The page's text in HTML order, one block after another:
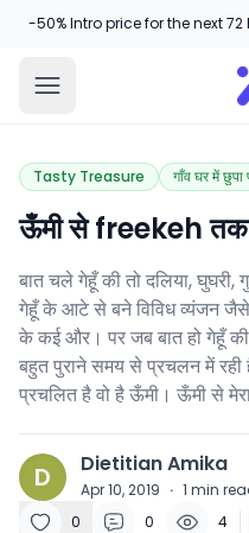
-50% Intro price for the next 72
Tasty Treasure गाँव घर में छुपा
ऊँमी से freekeh तक
बात चले गेहूँ की तो दलिया,
गेहूँ के आटे से बने विविध व्यंजन जैसे
के कई और। पर जब बात हो गेहूँ की
बहुत पुराने समय से प्रचलन में
प्रचलित है वो है ऊँमी। ऊँमी से
D Dietitian Amika
Apr 10, 2019 · 1 min
0
0 4